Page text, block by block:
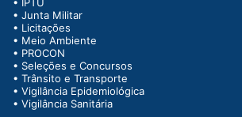
• Junta Militar
• Licitações
• Meio Ambiente
• PROCON
• Seleções e Concursos
• Trânsito e Transporte
• Vigilância Epidemiológica
• Vigilância Sanitária